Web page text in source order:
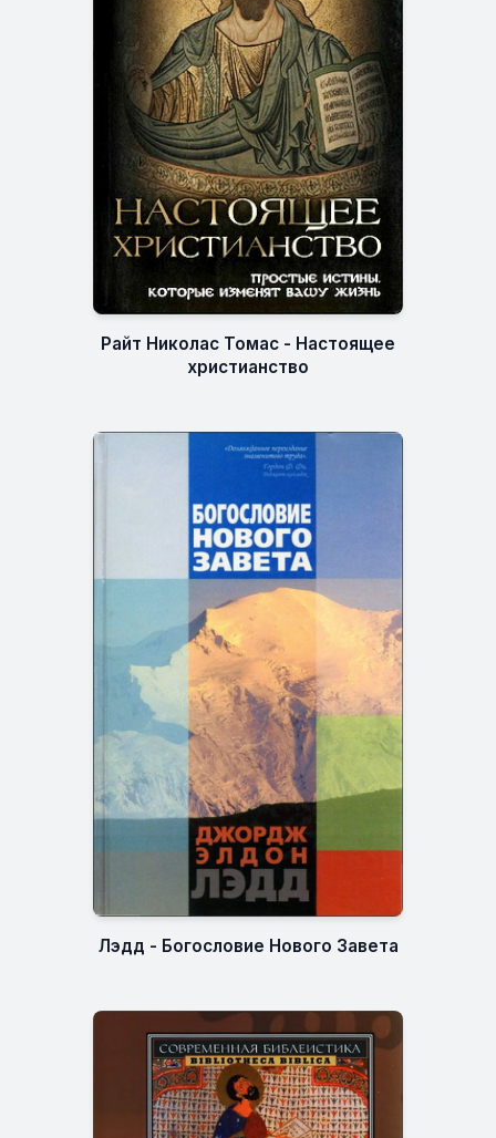
Райт Николас Томас - Настоящее
христианство
Лэдд - Богословие Нового Завета